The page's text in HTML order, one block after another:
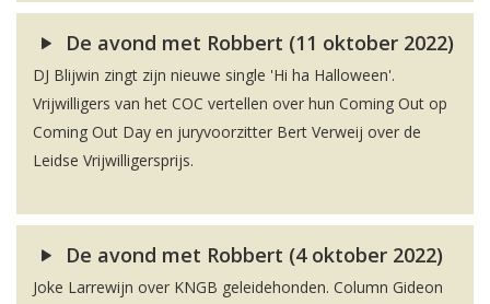
De avond met Robbert (11 oktober 2022)
DJ Blijwin zingt zijn nieuwe single 'Hi ha Halloween'.
Vrijwilligers van het COC vertellen over hun Coming Out op
Coming Out Day en juryvoorzitter Bert Verweij over de
Leidse Vrijwilligersprijs.
De avond met Robbert (4 oktober 2022)
Joke Larrewijn over KNGB geleidehonden. Column Gideon